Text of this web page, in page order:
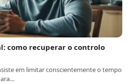
como recuperar o controlo
em limitar conscientemente o tempo